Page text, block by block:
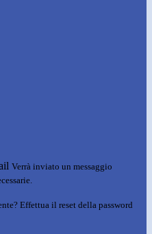
Verrà inviato un messaggio
Effettua il reset della password